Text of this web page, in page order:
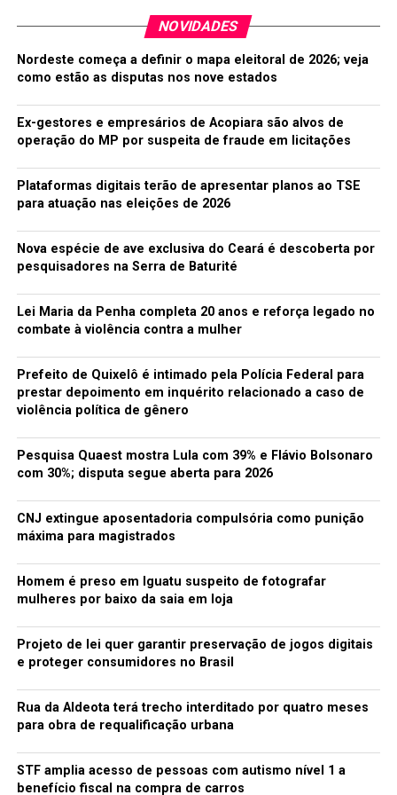
regionais de 2014 sistematizando as pretensões petistas
e os planos dos aliados.
As próximas semanas do mês de março vão ter três
feriados seguidos (os dias 19, 25 e 29), todos eles bem
perto de finais de semana. O Centro de Hematologia e
Hemoterapia do Ceará (Hemoce) está em campanha
para arrecadar sangue, já que esse período tem histórico
de diminuição no número de doações em todo país.
Segundo o Hemoce, o feriado da Semana Santa tem um
dos maiores índices de atendimento nas emergências
dos hospitais do Ceará.
Mães terão o direito de registrar os filhos
A Comissão de Constituição e Justiça e de Cidadania da
Câmara dos Deputados aprovou esta semana, o Projeto
de Lei 817/11 que iguala os direitos de pai e de mãe fazer
o registro de nascimento dos filhos. O projeto altera a
Lei de Registros, de 1973, que determina ao pai registrar
o filho até 15 dias depois do nascimento e que a mãe só
pode registrar se o pai estiver impossibilitado.
Papa Francisco, cara da simplicidade
O brasileiro comum vai levar ainda algum tempo para se
acostumar com a ideia de um argentino humilde,
modesto, bondoso e carismático. A Igreja espera que
Francisco dê impulso para retomar a confiança entre
cúpula eclesiástica e fiéis. É certo que temas polêmicos
ou acontecimentos importantes, até mesmo com a
escolha do novo papa movimentam discussões – e
ironias – nas redes sociais. E muitos dos deboches
partem de pessoas comuns, sem vida pública. Creio que
Francisco é a cara da simplicidade. Ao celebrar sua
NOVIDADES
Nordeste começa a definir o mapa eleitoral de 2026; veja
como estão as disputas nos nove estados
Ex-gestores e empresários de Acopiara são alvos de
operação do MP por suspeita de fraude em licitações
Plataformas digitais terão de apresentar planos ao TSE
para atuação nas eleições de 2026
Nova espécie de ave exclusiva do Ceará é descoberta por
pesquisadores na Serra de Baturité
Lei Maria da Penha completa 20 anos e reforça legado no
combate à violência contra a mulher
Prefeito de Quixelô é intimado pela Polícia Federal para
prestar depoimento em inquérito relacionado a caso de
violência política de gênero
Pesquisa Quaest mostra Lula com 39% e Flávio Bolsonaro
com 30%; disputa segue aberta para 2026
CNJ extingue aposentadoria compulsória como punição
máxima para magistrados
Homem é preso em Iguatu suspeito de fotografar
mulheres por baixo da saia em loja
Projeto de lei quer garantir preservação de jogos digitais
e proteger consumidores no Brasil
Rua da Aldeota terá trecho interditado por quatro meses
para obra de requalificação urbana
STF amplia acesso de pessoas com autismo nível 1 a
benefício fiscal na compra de carros